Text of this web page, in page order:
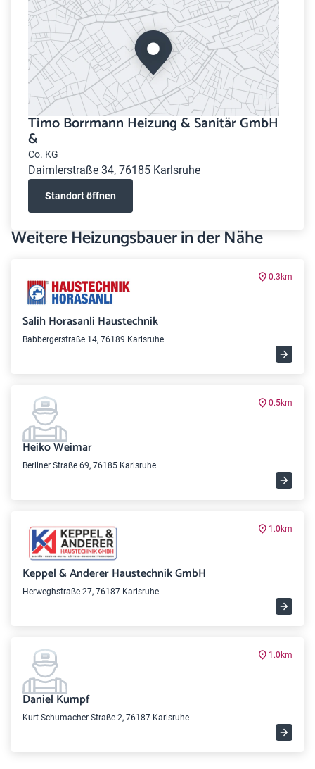
Timo Borrmann Heizung & Sanitär GmbH
&
Co. KG
Daimlerstraße 34, 76185 Karlsruhe
Standort öffnen
Weitere Heizungsbauer in der Nähe
0.3km
Salih Horasanli Haustechnik
Babbergerstraße 14, 76189 Karlsruhe
0.5km
Heiko Weimar
Berliner Straße 69, 76185 Karlsruhe
1.0km
Keppel & Anderer Haustechnik GmbH
Herweghstraße 27, 76187 Karlsruhe
1.0km
Daniel Kumpf
Kurt-Schumacher-Straße 2, 76187 Karlsruhe